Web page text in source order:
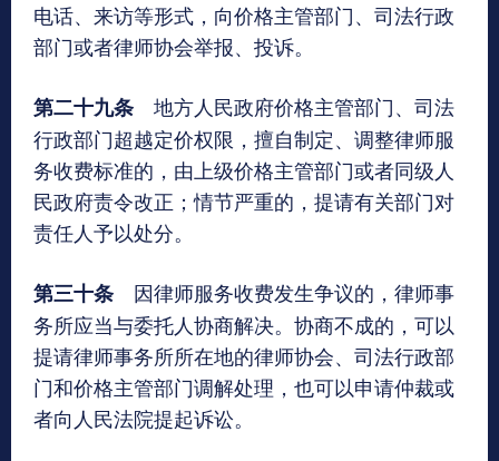
电话、来访等形式，向价格主管部门、司法行政
部门或者律师协会举报、投诉。
第二十九条 地方人民政府价格主管部门、司法
行政部门超越定价权限，擅自制定、调整律师服
务收费标准的，由上级价格主管部门或者同级人
民政府责令改正；情节严重的，提请有关部门对
责任人予以处分。
第三十条 因律师服务收费发生争议的，律师事
务所应当与委托人协商解决。协商不成的，可以
提请律师事务所所在地的律师协会、司法行政部
门和价格主管部门调解处理，也可以申请仲裁或
者向人民法院提起诉讼。